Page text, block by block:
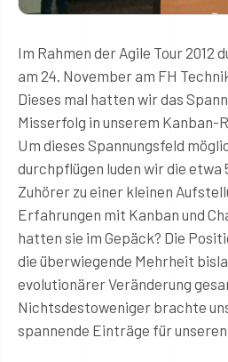
Im Rahmen der Agile Tour 2012
am 24. November am FH
Dieses mal hatten wir das
Misserfolg in unserem Kanban-
Um dieses Spannungsfeld
durchpflügen luden wir die etwa
Zuhörer zu einer kleinen
Erfahrungen mit Kanban und
hatten sie im Gepäck? Die
die überwiegende Mehrheit
evolutionärer Veränderung
Nichtsdestoweniger brachte
spannende Einträge für